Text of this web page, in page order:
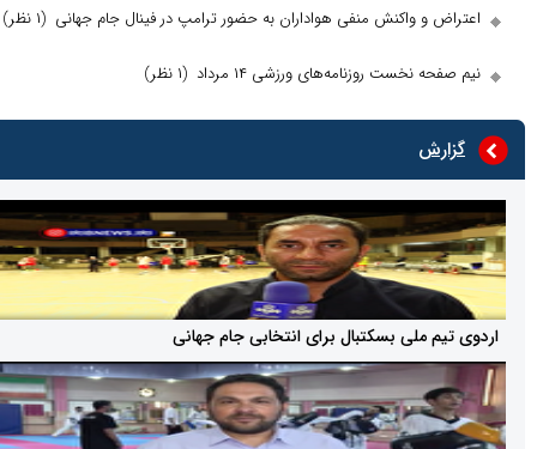
واکنش منفی هواداران به حضور ترامپ در فینال جام جهانی(۱ نظر)
روزنامه‌های ورزشی ۱۴ مرداد (۱ نظر)
ملی بسکتبال برای انتخابی جام جهانی